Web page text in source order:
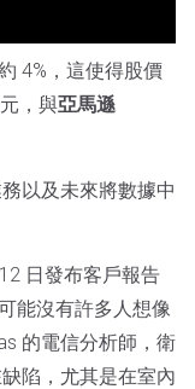
4%，這使得股價
，與亞馬遜
以及未來將數據中
日發布客戶報告
能沒有許多人想像
的電信分析師，衛
陷，尤其是在室內